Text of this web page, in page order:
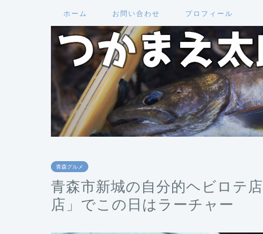
ホーム お問い合わせ プロフィール
青森グルメ
青森市新城の自分的ヘビロテ
店」でこの日はラーチャー